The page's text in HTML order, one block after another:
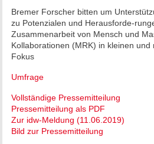
Bremer Forscher bitten um
zu Potenzialen und Herausforde-
Zusammenarbeit von Mensch und
Kollaborationen (MRK) in kleinen
Fokus
Umfrage
Vollständige Pressemitteilung
Pressemitteilung als PDF
Zur idw-Meldung (11.06.2019)
Bild zur Pressemitteilung